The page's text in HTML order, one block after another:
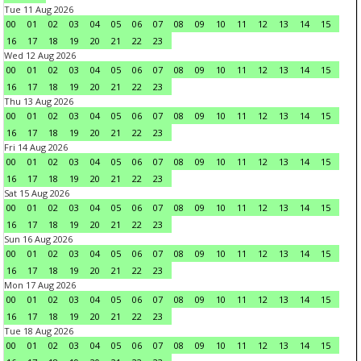
Tue 11 Aug 2026
00
01 02 03 04 05 06 07 08 09 10 11 12 13 14
15
16
17 18 19 20 21 22
23
Wed 12 Aug 2026
00
01 02 03 04 05 06 07 08 09 10 11 12 13 14
15
16
17 18 19 20 21 22
23
Thu 13 Aug 2026
00
01 02 03 04 05 06 07 08 09 10 11 12 13 14
15
16
17 18 19 20 21 22
23
Fri 14 Aug 2026
00
01 02 03 04 05 06 07 08 09 10 11 12 13 14
15
16
17 18 19 20 21 22
23
Sat 15 Aug 2026
00
01 02 03 04 05 06 07 08 09 10 11 12 13 14
15
16
17 18 19 20 21 22
23
Sun 16 Aug 2026
00
01 02 03 04 05 06 07 08 09 10 11 12 13 14
15
16
17 18 19 20 21 22
23
Mon 17 Aug 2026
00
01 02 03 04 05 06 07 08 09 10 11 12 13 14
15
16
17 18 19 20 21 22
23
Tue 18 Aug 2026
00
01 02 03 04 05 06 07 08 09 10 11 12 13 14
15